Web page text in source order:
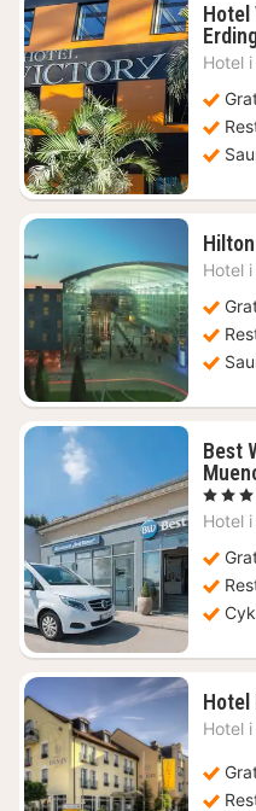
Hotel
Hotel i
Hotel i
Best
, 4
Hotel i
Hotel
Hotel i